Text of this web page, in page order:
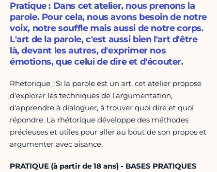
Pratique : Dans cet atelier, nous prenons la
parole. Pour cela, nous avons besoin de notre
voix, notre souffle mais aussi de notre corps.
L'art de la parole, c'est aussi bien l'art d'être
là, devant les autres, d'exprimer nos
émotions, que celui de dire et d'écouter.
Rhétorique : Si la parole est un art, cet atelier propose
d'explorer les techniques de l'argumentation,
d'apprendre à dialoguer, à trouver quoi dire et quoi
répondre. La rhétorique développe des méthodes
précieuses et utiles pour aller au bout de son propos et
argumenter avec aisance.
PRATIQUE (à partir de 18 ans) - BASES PRATIQUES